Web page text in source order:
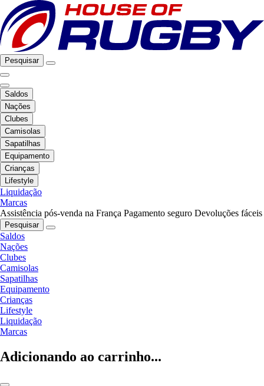
Pesquisar
Saldos
Nações
Clubes
Camisolas
Sapatilhas
Equipamento
Crianças
Lifestyle
Liquidação
Marcas
Assistência pós-venda na França Pagamento seguro Devoluções fáceis
Pesquisar
Saldos
Nações
Clubes
Camisolas
Sapatilhas
Equipamento
Crianças
Lifestyle
Liquidação
Marcas
Adicionando ao carrinho...